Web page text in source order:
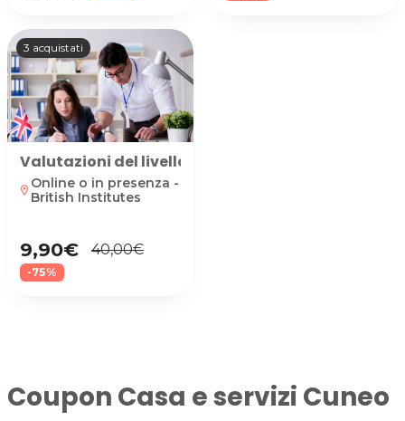
3 acquistati
Valutazioni del livello acquisito e preparazione
location_on Online o in presenza -
British Institutes
9,90€ 40,00€
-75%
Coupon Casa e servizi Cuneo